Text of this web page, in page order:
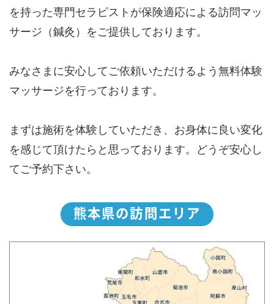
を持った専門セラピストが保険適応による訪問マッ
サージ（鍼灸）をご提供しております。
みなさまに安心してご依頼いただけるよう無料体験
マッサージを行っております。
まずは施術を体験していただき、お身体に良い変化
を感じて頂けたらと思っております。どうぞ安心し
てご予約下さい。
熊本県の訪問エリア